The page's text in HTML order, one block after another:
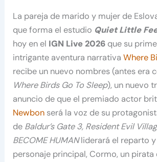
La pareja de marido y mujer de
que forma el estudio Quiet Little
hoy en el IGN Live 2026 que su
intrigante aventura narrativaWhere
recibe un nuevo nombres (antes era
Where Birds Go To Sleep), un nuevo
anuncio de que el premiado actor
Newbon será la voz de su
de Baldur’s Gate 3, Resident Evil
BECOME HUMANliderará el reparto
personaje principal, Cormo, un pirata